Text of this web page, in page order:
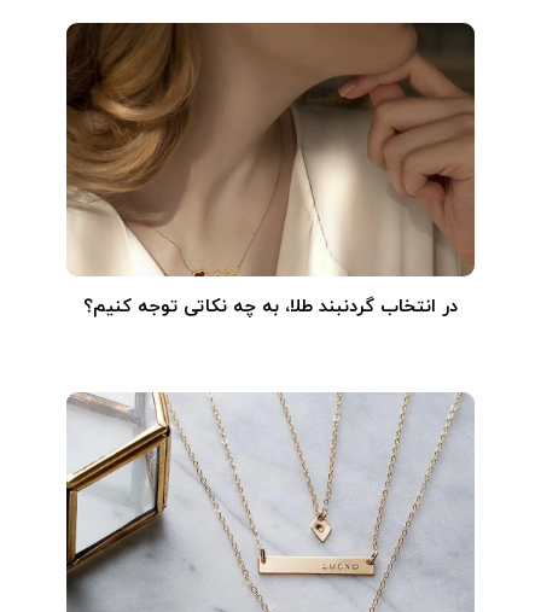
در انتخاب گردنبند طلا‌، به چه نکاتی توجه کنیم؟